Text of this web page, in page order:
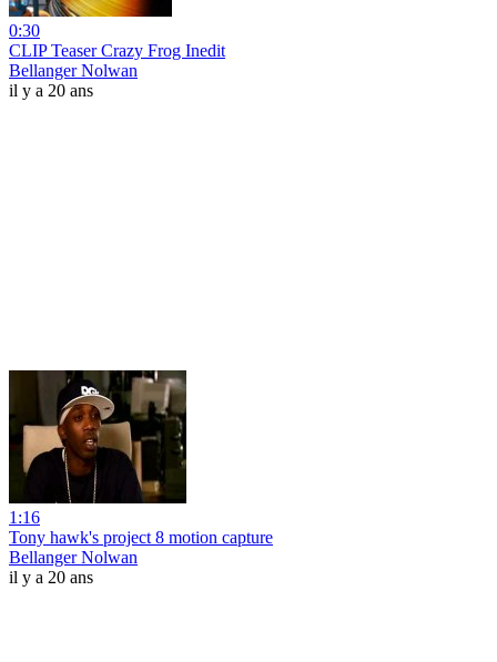
0:30
CLIP Teaser Crazy Frog Inedit
Bellanger Nolwan
il y a 20 ans
1:16
Tony hawk's project 8 motion capture
Bellanger Nolwan
il y a 20 ans